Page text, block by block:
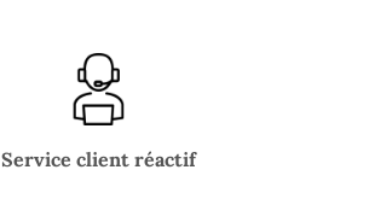
Service client réactif